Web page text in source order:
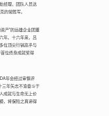
经理，团队人员达
的常胜军。
产”的远雄企业团董
年。十六年来，吕
位顶尖行销高手与
位终身成就奖得
年会经过审慎评
三年矢志不渝奋斗于
成就与生命无上价
，将保险之真谛得